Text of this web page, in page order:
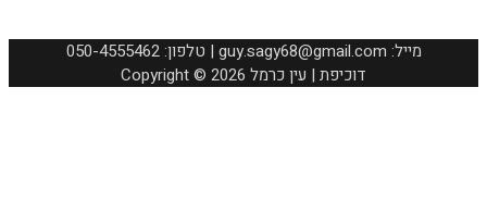
050-4555462 :טלפון | guy.sagy68@gmail.com :מייל
Copyright © 2026 דוכיפת | עין כרמל